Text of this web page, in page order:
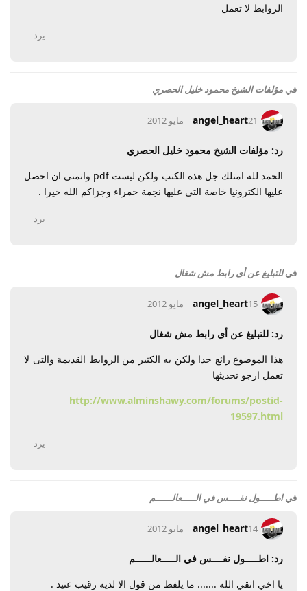
الروابط لا تعمل
يرد
في مؤلفات الشيخ محمود خليل الحصري
angel_heart21 مايو 2012
رد: مؤلفات الشيخ محمود خليل الحصري
الحمد لله امتلك جل هذه الكتب ولكن ليست pdf واتمني ان احصل
عليها الكترونيا خاصة التى عليها نجمة حمراء وجزاكم الله خيرا .
يرد
فيللتبليغ عن أى رابط مش شغال
angel_heart15 مايو 2012
رد: للتبليغ عن أى رابط مش شغال
هذا الموضوع رائع جدا ولكن به الكثير من الروابط القديمة والتى لا
تعمل ارجو تحديثها
http://www.alminshawy.com/forums/postid-
19597.html
يرد
فياطـــــول نفــــس في الـــــعالــــــم
angel_heart14 مايو 2012
رد: اطـــــول نفــــس في الـــــعالــــــم
يا اخي اتقي الله ....... ما يلفظ من قول الا لديه رقيب عتيد .